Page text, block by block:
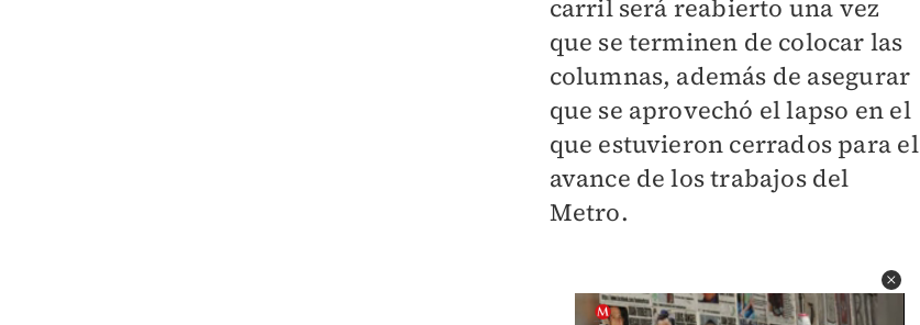
carril será reabierto una vez
que se terminen de colocar las
columnas, además de asegurar
que se aprovechó el lapso en el
que estuvieron cerrados para el
avance de los trabajos del
Metro.